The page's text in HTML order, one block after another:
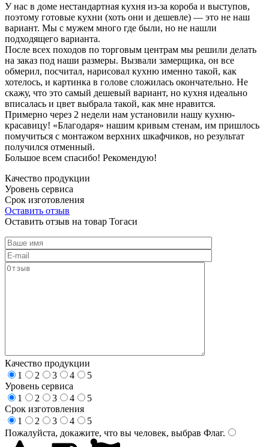
У нас в доме нестандартная кухня из-за короба и выступов,
поэтому готовые кухни (хоть они и дешевле) — это не наш
вариант. Мы с мужем много где были, но не нашли
подходящего варианта.
После всех походов по торговым центрам мы решили делать
на заказ под наши размеры. Вызвали замерщика, он все
обмерил, посчитал, нарисовал кухню именно такой, как
хотелось, и картинка в голове сложилась окончательно. Не
скажу, что это самый дешевый вариант, но кухня идеально
вписалась и цвет выбрала такой, как мне нравится.
Примерно через 2 недели нам установили нашу кухню-
красавицу! «Благодаря» нашим кривым стенам, им пришлось
помучиться с монтажом верхних шкафчиков, но результат
получился отменный.
Большое всем спасибо! Рекомендую!
Качество продукции
Уровень сервиса
Срок изготовления
Оставить отзыв
Оставить отзыв на товар Тогаси
Качество продукции
1
2 3 4
5
Уровень сервиса
1
2 3 4
5
Срок изготовления
1
2 3 4
5
Пожалуйста, докажите, что вы человек, выбрав Флаг.